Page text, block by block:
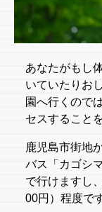
あなたがもし
いていたりお
園へ行くので
セスすること
鹿児島市街地
バス「カゴシ
で行けますし
00円）程度で